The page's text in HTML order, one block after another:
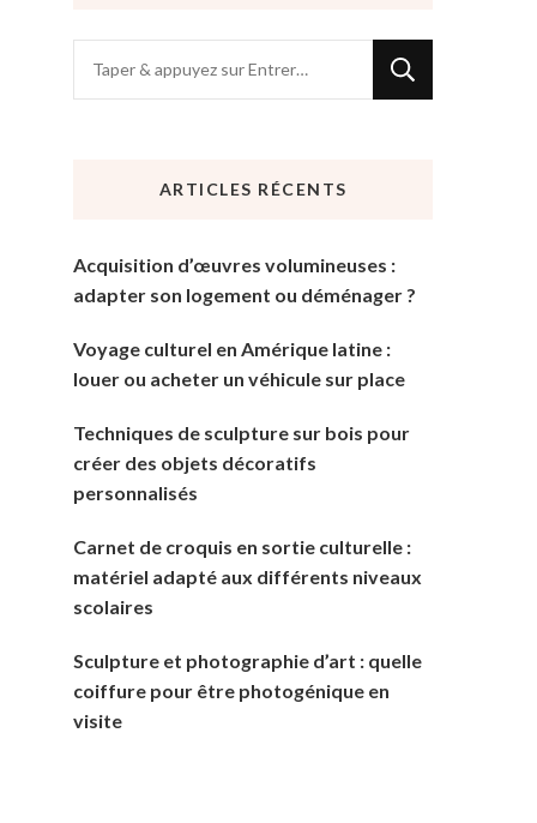
recherchiez
ARTICLES RÉCENTS
Acquisition d’œuvres volumineuses :
adapter son logement ou déménager ?
Voyage culturel en Amérique latine :
louer ou acheter un véhicule sur place
Techniques de sculpture sur bois pour
créer des objets décoratifs
personnalisés
Carnet de croquis en sortie culturelle :
matériel adapté aux différents niveaux
scolaires
Sculpture et photographie d’art : quelle
coiffure pour être photogénique en
visite